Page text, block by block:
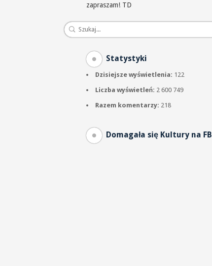
zapraszam! TD
Statystyki
Dzisiejsze wyświetlenia: 122
Liczba wyświetleń: 2 600 749
Razem komentarzy: 218
Domagała się Kultury na FB